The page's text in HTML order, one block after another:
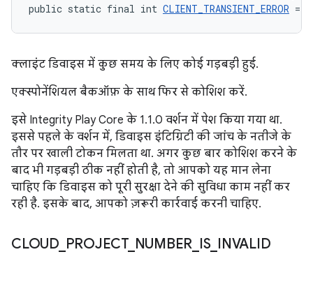
public static final int CLIENT_TRANSIENT_ERROR = -
क्लाइंट डिवाइस में कुछ समय के लिए कोई गड़बड़ी हुई.
एक्स्पोनेंशियल बैकऑफ़ के साथ फिर से कोशिश करें.
इसे Integrity Play Core के 1.1.0 वर्शन में पेश किया गया था.
इससे पहले के वर्शन में, डिवाइस इंटिग्रिटी की जांच के नतीजे के
तौर पर खाली टोकन मिलता था. अगर कुछ बार कोशिश करने के
बाद भी गड़बड़ी ठीक नहीं होती है, तो आपको यह मान लेना
चाहिए कि डिवाइस को पूरी सुरक्षा देने की सुविधा काम नहीं कर
रही है. इसके बाद, आपको ज़रूरी कार्रवाई करनी चाहिए.
CLOUD_ PROJECT_ NUMBER IS_ INVALID